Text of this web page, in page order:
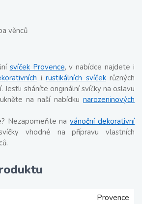
věnců
svíček Provence, v nabídce najdete i
i rustikálních svíčekrůzných
Jestli sháníte originální svíčky na oslavu
na naší nabídku narozeninových
Nezapomeňte navánoční dekorativní
vhodné na přípravu vlastních
Provence